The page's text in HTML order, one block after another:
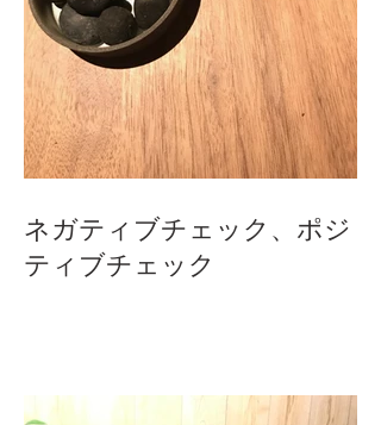
ネガティブチェック、ポジ
ティブチェック